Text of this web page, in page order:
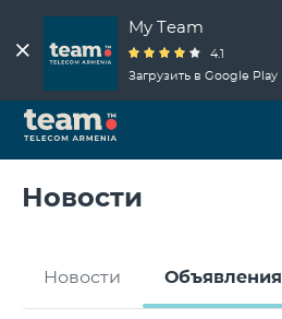
My Team
4.1
Загрузить в Google Play
Новости
Новости Объявления